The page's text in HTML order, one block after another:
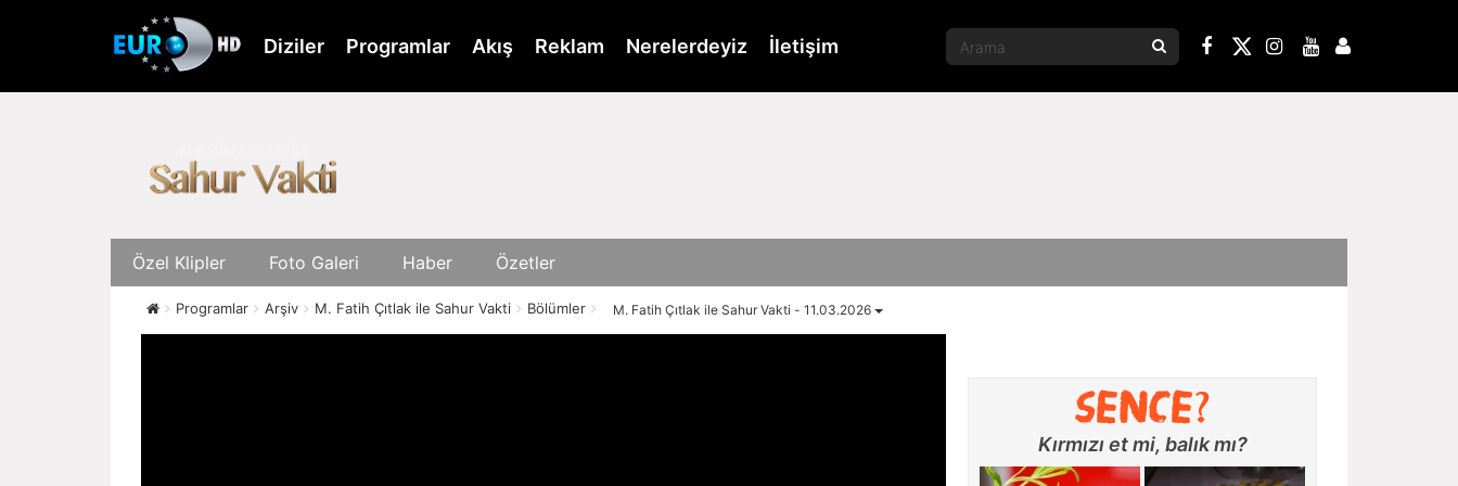
Diziler Programlar Akış Reklam Nerelerdeyiz İletişim
Özel Klipler Foto Galeri Haber Özetler
Programlar Arşiv M. Fatih Çıtlak ile Sahur Vakti Bölümler M. Fatih Çıtlak ile Sahur Vakti - 11.03.2026
Kırmızı et mi, balık mı?